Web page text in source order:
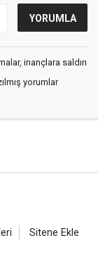
inançlara saldırı
yorumlar
Sitene Ekle